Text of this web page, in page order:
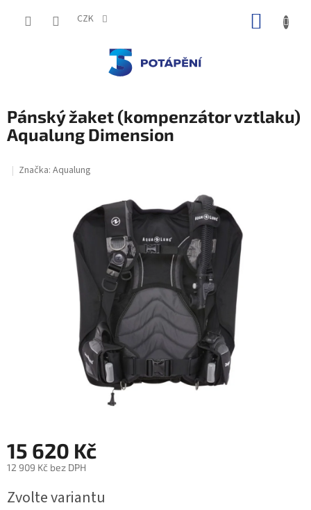
CZK
Pánský žaket (kompenzátor vztlaku)
Aqualung Dimension
Značka: Aqualung
15 620 Kč
12 909 Kč bez DPH
Zvolte variantu